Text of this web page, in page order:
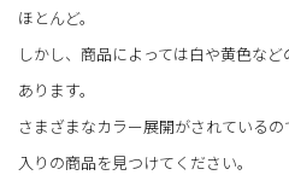
ほとんど。
しかし、商品によっては白や黄色な
あります。
さまざまなカラー展開がされている
入りの商品を見つけてください。